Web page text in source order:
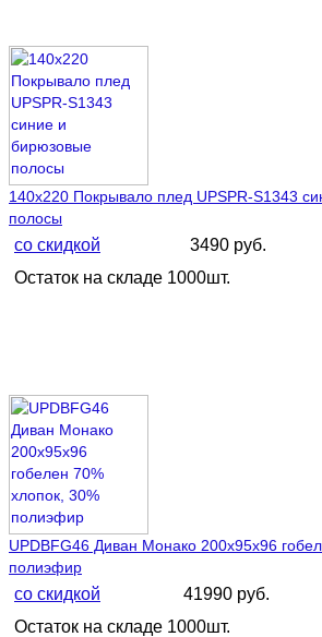
140х220 Покрывало плед UPSPR-S1343
полосы
со скидкой
3490 руб.
Остаток на складе 1000шт.
UPDBFG46 Диван Монако 200х95х96
полиэфир
со скидкой
41990 руб.
Остаток на складе 1000шт.